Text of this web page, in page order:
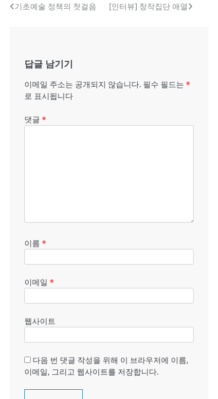
글기초예술 정책의 첫걸음 [인터뷰] 창작집단 애열
답글 남기기
이메일 주소는 공개되지 않습니다. 필수 필드는 *
로 표시됩니다
댓글 *
이름 *
이메일 *
웹사이트
다음 번 댓글 작성을 위해 이 브라우저에 이름,
이메일, 그리고 웹사이트를 저장합니다.